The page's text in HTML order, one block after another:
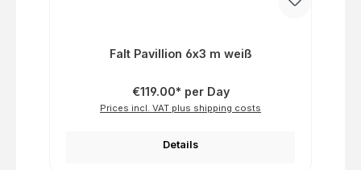
Falt Pavillion 6x3 m weiß
€119.00* per Day
Prices incl. VAT plus shipping costs
Details